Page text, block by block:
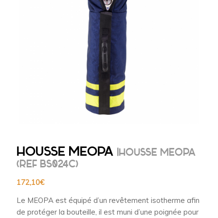
HOUSSE MEOPA |HOUSSE MEOPA
(REF BS024C)
172,10€
Le MEOPA est équipé d’un revêtement isotherme afin
de protéger la bouteille, il est muni d’une poignée pour